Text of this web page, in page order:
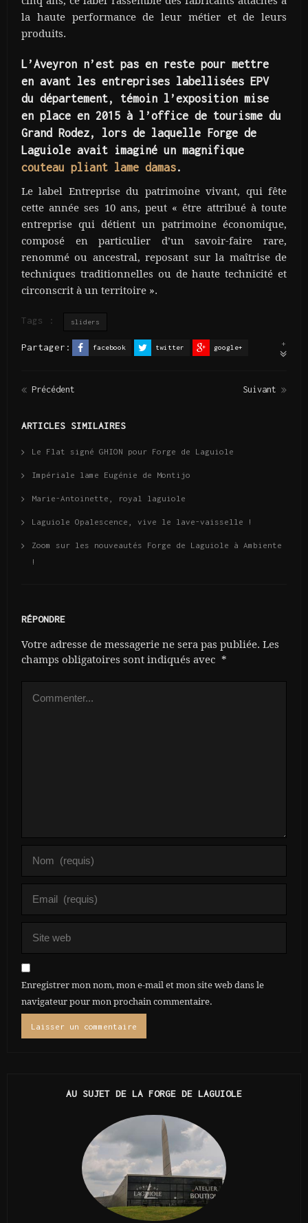
la haute performance de leur métier et de leurs
produits.
L’Aveyron n’est pas en reste pour mettre
en avant les entreprises labellisées EPV
du département, témoin l’exposition mise
en place en 2015 à l’office de tourisme du
Grand Rodez, lors de laquelle Forge de
Laguiole avait imaginé un magnifique
couteau pliant lame damas.
Le label Entreprise du patrimoine vivant, qui fête
cette année ses 10 ans, peut « être attribué à toute
entreprise qui détient un patrimoine économique,
composé en particulier d’un savoir-faire rare,
renommé ou ancestral, reposant sur la maîtrise de
techniques traditionnelles ou de haute technicité et
circonscrit à un territoire ».
Tags : sliders
Partager: facebook twitter google+ +
Précédent Suivant
ARTICLES SIMILAIRES
Le Flat signé GHION pour Forge de Laguiole
Impériale lame Eugénie de Montijo
Marie-Antoinette, royal laguiole
Laguiole Opalescence, vive le lave-vaisselle !
Zoom sur les nouveautés Forge de Laguiole à Ambiente
!
RÉPONDRE
Votre adresse de messagerie ne sera pas publiée. Les
champs obligatoires sont indiqués avec *
Enregistrer mon nom, mon e-mail et mon site web dans le
navigateur pour mon prochain commentaire.
AU SUJET DE LA FORGE DE LAGUIOLE